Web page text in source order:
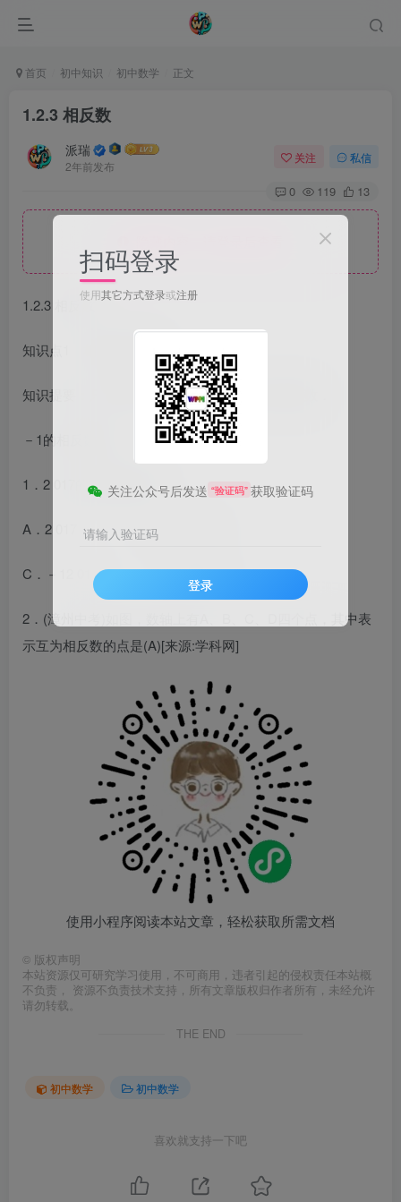
首页 初中知识 初中数学 正文
1.2.3 相反数
派瑞
2年前发布
关注 私信
0 119 13
1.2.3 相反数
知识点1 相反数的概念
知识提要：只有符号不同的两个数叫做互为相反数．
－1的相反数是1．
1．2 017的相反数是(B)
A ．2 017B．－2 017
C．－12 017 D.12 017
2．(漳州中考)如图，数轴上有A、B、C、D四个点，其中表
示互为相反数的点是(A)[来源:学科网]
使用小程序阅读本站文章，轻松获取所需文档
© 版权声明
本站资源仅可研究学习使用，不可商用，违者引起的侵权责任本站概
不负责， 资源不负责技术支持，所有文章版权归作者所有，未经允许
请勿转载。
THE END
初中数学 初中数学
喜欢就支持一下吧
扫码登录
使用其它方式登录或注册
关注公众号后发送 “验证码” 获取验证码
请输入验证码
登录